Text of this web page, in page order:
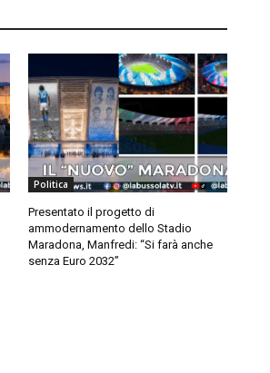
Politica
Presentato il progetto di
ammodernamento dello Stadio
Maradona, Manfredi: “Si farà anche
senza Euro 2032”